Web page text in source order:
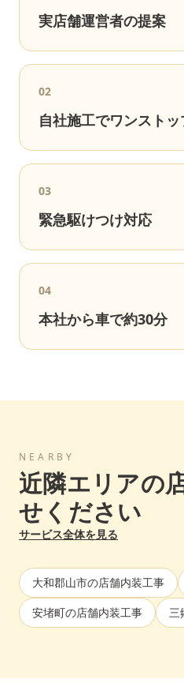
実店舗運営者の提案
02
自社施工でワンストッ
03
緊急駆けつけ対応
04
本社から車で約30分
NEARBY
近隣エリアの
せください
サービス全体を見る
大和郡山市の店舗内装工事
安堵町の店舗内装工事 三